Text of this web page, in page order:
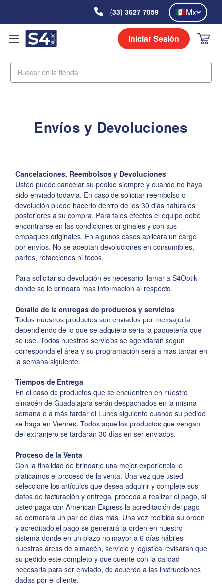
(33) 3627 7059 Mx
Iniciar Sesión
Envíos y Devoluciones
Cancelaciones, Reembolsos y Devoluciones
Usted puede cancelar su pedido siempre y cuando no haya
sido enviado todavia. En caso de solicitar reembolso o
devolución puede hacerlo dentro de los 30 dias naturales
posteriores a su compra. Para tales efectos el equipo debe
encontrarse en las condiciones originales y con sus
empaques originales. En algunos casos aplicara un cargo
por envíos. No se aceptan devoluciones en consumibles,
partes, refacciones ni focos.
Para solicitar su devolución es necesario llamar a S4Optik
donde se le brindara mas informacion al respecto.
Detalle de la entregas de productos y servicios
Todos nuestros productos son enviados por mensajería
dependiendo de lo que se adquiera seria la paquetería que
se use. Todos nuestros servicios se agendaran según
corresponda el área y su programación será a mas tardar en
la semana siguiente.
Tiempos de Entrega
En el caso de productos que se encuentren en nuestro
almacén de Guadalajara serán despachados en la misma
semana o a más tardar el Lunes siguiente cuando su pedido
se haga en Viernes. Todos aquellos productos que vengan
del extranjero se tardaran 30 días en ser enviados.
Proceso de la Venta
Con la finalidad de brindarle una mejor experiencia le
platicamos el proceso de la venta. Una vez que usted
seleccione los artículos que desea adquirir y complete sus
datos de facturación y entrega, proceda a realizar el pago, si
usted paga con American Express la acreditación del pago
se demorara un par de días más. Una vez recibida su orden
y acreditado el pago se generará la orden en nuestro
sistema donde en un plazo no mayor a 6 días hábiles
nuestras áreas de almacén, servicio y logística revisaran que
su pedido este completo y que cuente con la calidad
necesaria para ser enviado, de acuerdo a las instrucciones
dadas por el cliente.